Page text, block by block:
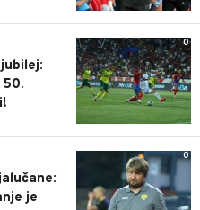
0
50.
0
je